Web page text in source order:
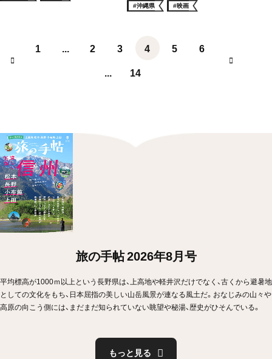
#沖縄県 #映画
1 ... 2 3 4 5
6
...
14
旅の手帖 2026年8月号
平均標高が1000ｍ以上という長野県は、上高地や軽井沢だけでなく、古くから避暑地
としての文化をもち、日本屈指の美しい山岳風景が連なる風土だ。おなじみの山々や
高原の向こう側には、まだまだ知られていない眺望や秘湯、歴史がひそんでいる。
もっと見る